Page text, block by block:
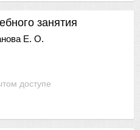
доступе
занятия
Е. О.